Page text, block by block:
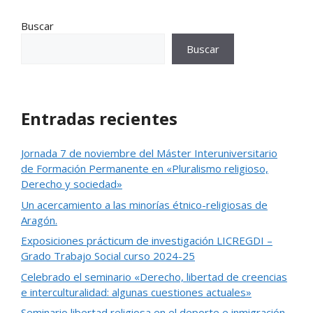
Buscar
Buscar
Entradas recientes
Jornada 7 de noviembre del Máster Interuniversitario
de Formación Permanente en «Pluralismo religioso,
Derecho y sociedad»
Un acercamiento a las minorías étnico-religiosas de
Aragón.
Exposiciones prácticum de investigación LICREGDI –
Grado Trabajo Social curso 2024-25
Celebrado el seminario «Derecho, libertad de creencias
e interculturalidad: algunas cuestiones actuales»